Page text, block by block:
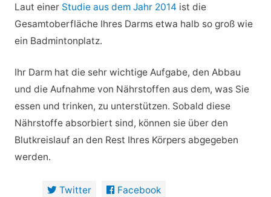
Laut einer Studie aus dem Jahr 2014 ist die
Gesamtoberfläche Ihres Darms etwa halb so groß wie
ein Badmintonplatz.
Ihr Darm hat die sehr wichtige Aufgabe, den Abbau
und die Aufnahme von Nährstoffen aus dem, was Sie
essen und trinken, zu unterstützen. Sobald diese
Nährstoffe absorbiert sind, können sie über den
Blutkreislauf an den Rest Ihres Körpers abgegeben
werden.
Twitter Facebook